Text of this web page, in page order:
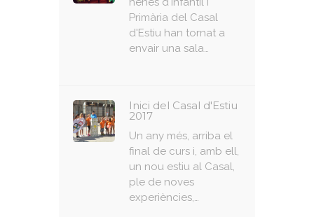
Primària del Casal
d'Estiu han tornat a
envair una sala…
Inici del Casal d'Estiu
2017
Un any més, arriba el
final de curs i, amb ell,
un nou estiu al Casal,
ple de noves
experiències,…